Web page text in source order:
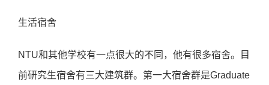
生活宿舍
NTU和其他学校有一点很大的不同，他有很多宿舍。目
前研究生宿舍有三大建筑群。第一大宿舍群是Graduate